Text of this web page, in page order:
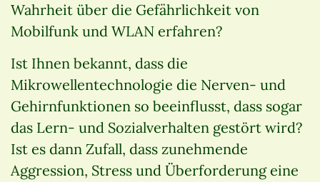
Wahrheit über die Gefährlichkeit von
Mobilfunk und WLAN erfahren?
Ist Ihnen bekannt, dass die
Mikrowellentechnologie die Nerven- und
Gehirnfunktionen so beeinflusst, dass sogar
das Lern- und Sozialverhalten gestört wird?
Ist es dann Zufall, dass zunehmende
Aggression, Stress und Überforderung eine